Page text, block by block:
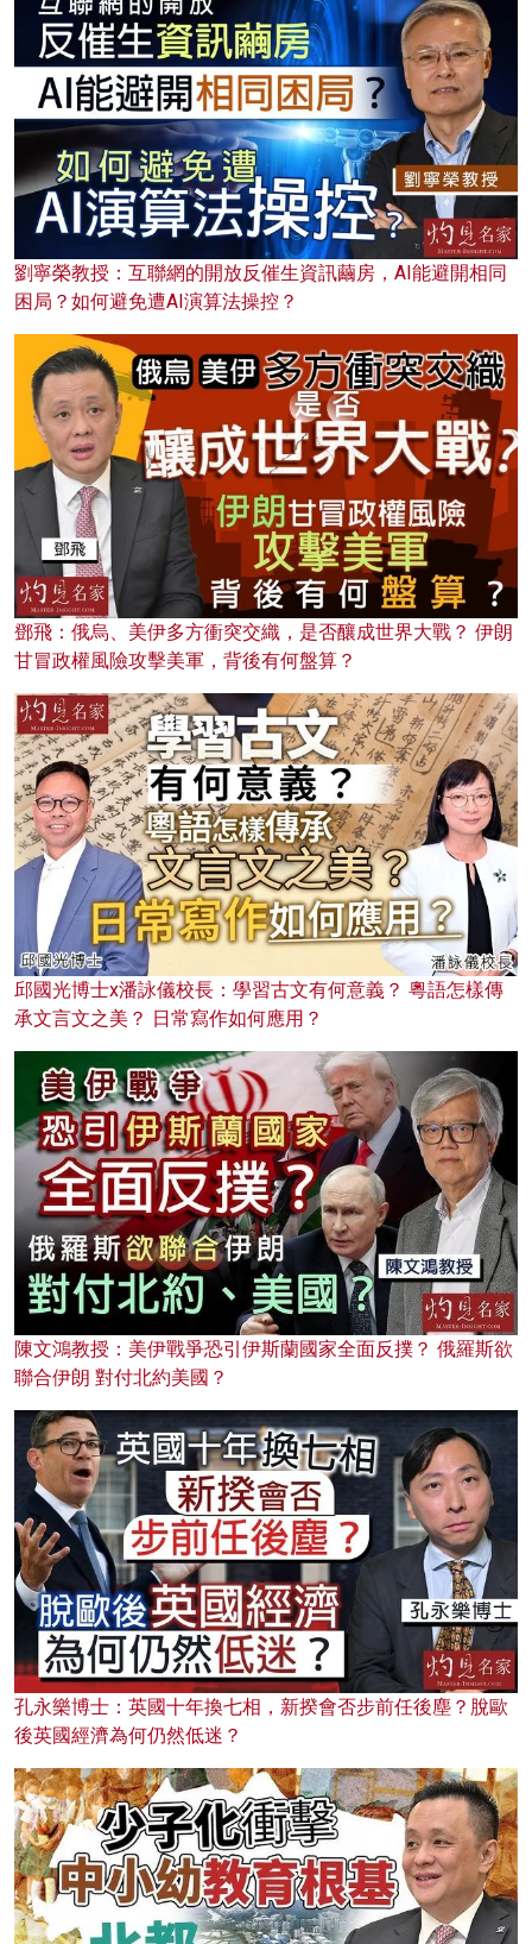
劉寧榮教授：互聯網的開放反催生資訊繭房，AI能避開相同
困局？如何避免遭AI演算法操控？
鄧飛：俄烏、美伊多方衝突交織，是否釀成世界大戰？ 伊朗
甘冒政權風險攻擊美軍，背後有何盤算？
邱國光博士x潘詠儀校長：學習古文有何意義？ 粵語怎樣傳
承文言文之美？ 日常寫作如何應用？
陳文鴻教授：美伊戰爭恐引伊斯蘭國家全面反撲？ 俄羅斯欲
聯合伊朗 對付北約美國？
孔永樂博士：英國十年換七相，新揆會否步前任後塵？脫歐
後英國經濟為何仍然低迷？